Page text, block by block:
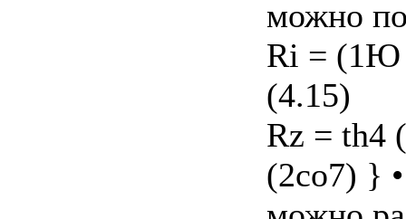
можно
Ri = (1Ю
(4.15)
Rz = th4
(2co7) }